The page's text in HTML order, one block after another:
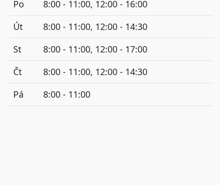
Po
8:00 - 11:00, 12:00 - 16:00
Út
8:00 - 11:00, 12:00 - 14:30
St
8:00 - 11:00, 12:00 - 17:00
Čt
8:00 - 11:00, 12:00 - 14:30
Pá
8:00 - 11:00